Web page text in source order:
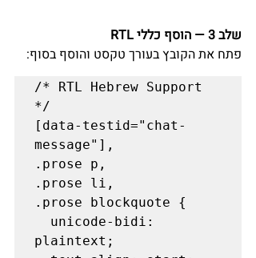
שלב 3 — הוסף כללי RTL
פתח את הקובץ בעורך טקסט והוסף בסוף:
/* RTL Hebrew Support
*/
[data-testid="chat-
message"],
.prose p,
.prose li,
.prose blockquote {
plaintext;